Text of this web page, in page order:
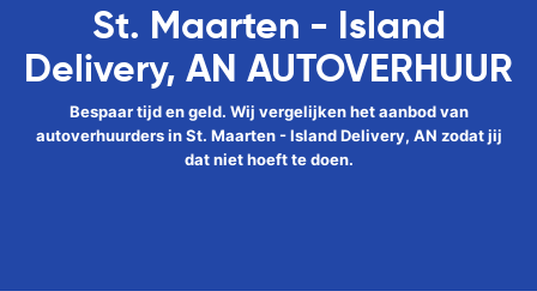
St. Maarten - Island
Delivery, AN AUTOVERHUUR
Bespaar tijd en geld. Wij vergelijken het aanbod van
autoverhuurders in St. Maarten - Island Delivery, AN zodat jij
dat niet hoeft te doen.